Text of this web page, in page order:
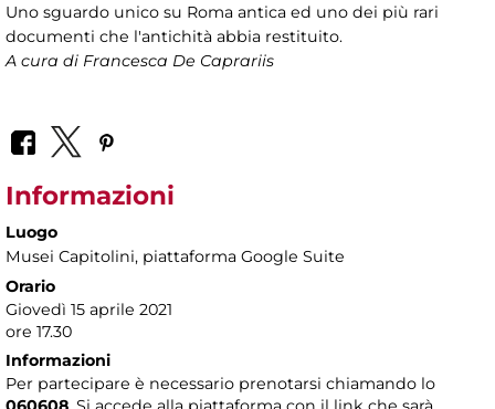
Uno sguardo unico su Roma antica ed uno dei più rari
documenti che l'antichità abbia restituito.
A cura di Francesca De Caprariis
Informazioni
Luogo
Musei Capitolini, piattaforma Google Suite
Orario
Giovedì 15 aprile 2021
ore 17.30
Informazioni
Per partecipare è necessario prenotarsi chiamando lo